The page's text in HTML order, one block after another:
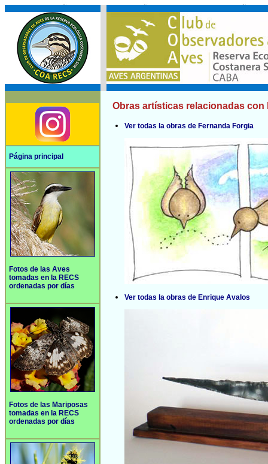
Página principal
Fotos de las Aves
tomadas en la RECS
ordenadas por días
Fotos de las Mariposas
tomadas en la RECS
ordenadas por días
Obras artísticas relacionadas con
Ver todas la obras de Fernanda Forgia
Ver todas la obras de Enrique Avalos